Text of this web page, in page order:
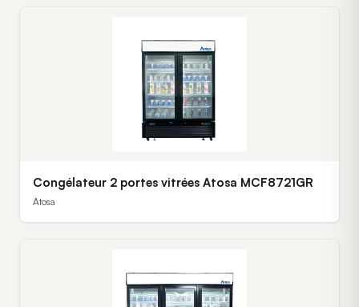
Congélateur 2 portes vitrées Atosa MCF8721GR
Atosa